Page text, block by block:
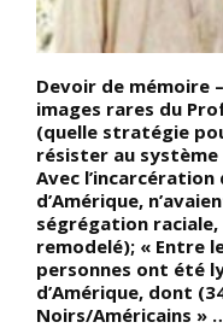
Devoir de mémoire
images rares du
(quelle stratégie
résister au
Avec l’incarcération
d’Amérique,
ségrégation raciale,
remodelé); « Entre
personnes ont été
d’Amérique, dont
Noirs/Américains »